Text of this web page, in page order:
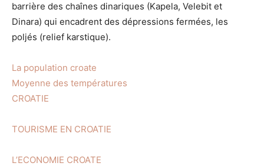
barrière des chaînes dinariques (Kapela, Velebit et
Dinara) qui encadrent des dépressions fermées, les
poljés (relief karstique).
La population croate
Moyenne des températures
CROATIE
TOURISME EN CROATIE
L’ECONOMIE CROATE